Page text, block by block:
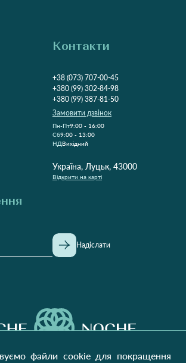
Контакти
+38 (073) 707-00-45
+380 (99) 302-84-98
+380 (99) 387-81-50
Замовити дзвінок
Пн-Пт9:00 - 16:00
Cб9:00 - 13:00
НДВихідний
Україна, Луцьк, 43000
Відкрити на карті
Надіслати
файли cookie для покращення